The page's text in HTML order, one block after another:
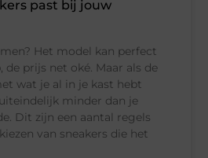
past bij jouw
Het model kan perfect
de prijs net oké. Maar als de
wat je al in je kast hebt
minder dan je
Dit zijn een aantal regels
van sneakers die het